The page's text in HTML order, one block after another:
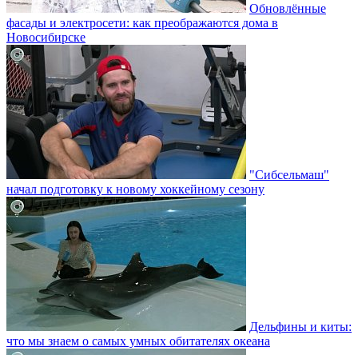
Обновлённые
фасады и электросети: как преображаются дома в
Новосибирске
"Сибсельмаш"
начал подготовку к новому хоккейному сезону
Дельфины и киты:
что мы знаем о самых умных обитателях океана